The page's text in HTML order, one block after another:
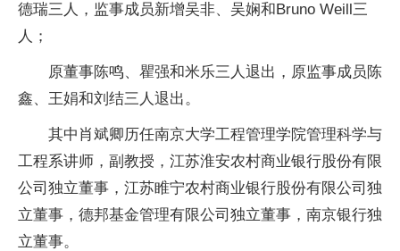
德瑞三人，监事成员新增吴非、吴娴和Bruno Weill三
人；
原董事陈鸣、瞿强和米乐三人退出，原监事成员陈
鑫、王娟和刘结三人退出。
其中肖斌卿历任南京大学工程管理学院管理科学与
工程系讲师，副教授，江苏淮安农村商业银行股份有限
公司独立董事，江苏睢宁农村商业银行股份有限公司独
立董事，德邦基金管理有限公司独立董事，南京银行独
立董事。